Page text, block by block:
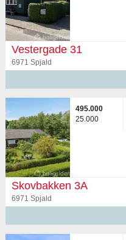
Vestergade 31
6971 Spjald
495.000
25.000
Skovbakken 3A
6971 Spjald